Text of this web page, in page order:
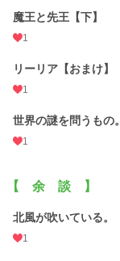
魔王と先王【下】
1
リーリア【おまけ】
1
世界の謎を問うもの。
1
【 余 談 】
北風が吹いている。
1